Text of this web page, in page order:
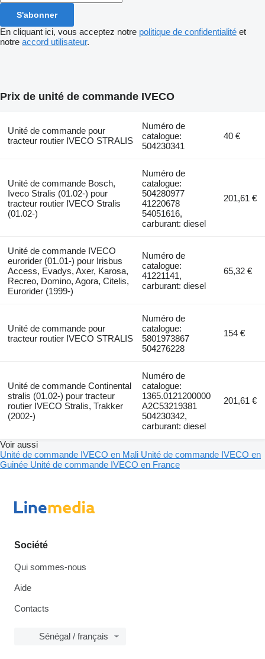
S'abonner
En cliquant ici, vous acceptez notre politique de confidentialité et
notre accord utilisateur.
Prix de unité de commande IVECO
Unité de commande pour
tracteur routier IVECO STRALIS
Numéro de
catalogue:
504230341
40 €
Unité de commande Bosch,
Iveco Stralis (01.02-) pour
tracteur routier IVECO Stralis
(01.02-)
Numéro de
catalogue:
504280977
41220678
54051616,
carburant: diesel
201,61 €
Unité de commande IVECO
eurorider (01.01-) pour Irisbus
Access, Evadys, Axer, Karosa,
Recreo, Domino, Agora, Citelis,
Eurorider (1999-)
Numéro de
catalogue:
41221141,
carburant: diesel
65,32 €
Unité de commande pour
tracteur routier IVECO STRALIS
Numéro de
catalogue:
5801973867
504276228
154 €
Unité de commande Continental
stralis (01.02-) pour tracteur
routier IVECO Stralis, Trakker
(2002-)
Numéro de
catalogue:
1365.0121200000
A2C53219381
504230342,
carburant: diesel
201,61 €
Voir aussi
Unité de commande IVECO en Mali Unité de commande IVECO en
Guinée Unité de commande IVECO en France
Société
Qui sommes-nous
Aide
Contacts
Sénégal / français